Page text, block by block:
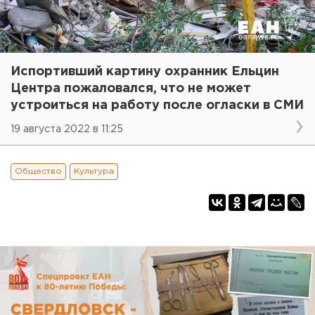
Испортивший картину охранник Ельцин
Центра пожаловался, что не может
устроиться на работу после огласки в СМИ
19 августа 2022 в 11:25
Общество Культура